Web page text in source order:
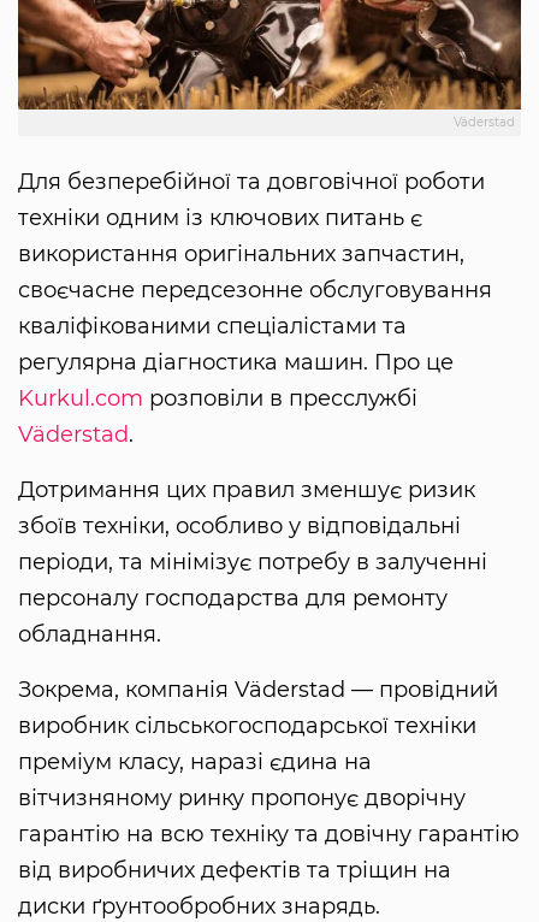
Väderstad
Для безперебійної та довговічної роботи
техніки одним із ключових питань є
використання оригінальних запчастин,
своєчасне передсезонне обслуговування
кваліфікованими спеціалістами та
регулярна діагностика машин. Про це
Kurkul.com розповіли в пресслужбі
Väderstad.
Дотримання цих правил зменшує ризик
збоїв техніки, особливо у відповідальні
періоди, та мінімізує потребу в залученні
персоналу господарства для ремонту
обладнання.
Зокрема, компанія Väderstad — провідний
виробник сільськогосподарської техніки
преміум класу, наразі єдина на
вітчизняному ринку пропонує дворічну
гарантію на всю техніку та довічну гарантію
від виробничих дефектів та тріщин на
диски ґрунтообробних знарядь.